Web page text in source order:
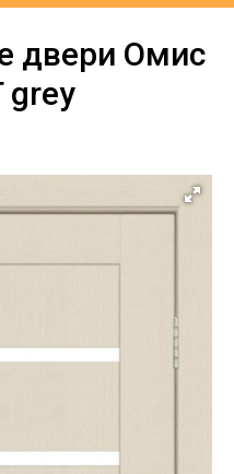
двери Омис
grey